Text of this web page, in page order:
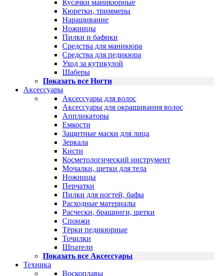
Кусачки маникюрные
Кюретки, триммеры
Наращивание
Ножницы
Пилки и бафики
Средства для маникюра
Средства для педикюра
Уход за кутикулой
Шаберы
Показать все Ногти
Аксессуары
Аксессуары для волос
Аксессуары для окрашивания волос
Аппликаторы
Емкости
Защитные маски для лица
Зеркала
Кисти
Косметологический инструмент
Мочалки, щетки для тела
Ножницы
Перчатки
Пилки для ногтей, бафы
Расходные материалы
Расчески, брашинги, щетки
Спонжи
Тёрки педикюрные
Точилки
Шпатели
Показать все Аксессуары
Техника
Воскоплавы